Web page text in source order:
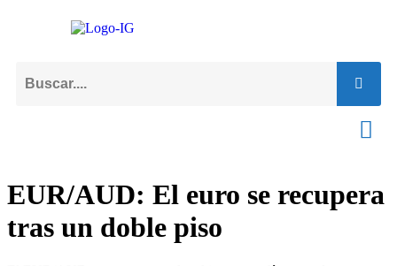
EUR/AUD: El euro se recupera
tras un doble piso